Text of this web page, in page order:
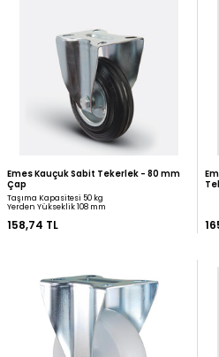
Kama Ağır Tip Polipropilen Sabit
Tekerlek - 55 mm Çap
135,61 TL